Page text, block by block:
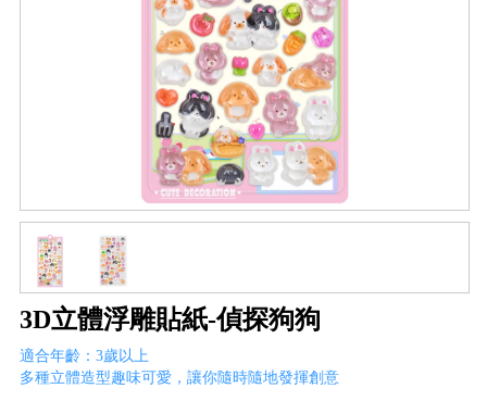
海外購物免煩惱！點我查看『海外購物流程說明』
3D立體浮雕貼紙-偵探狗狗
適合年齡：3歲以上
多種立體造型趣味可愛，讓你隨時隨地發揮創意